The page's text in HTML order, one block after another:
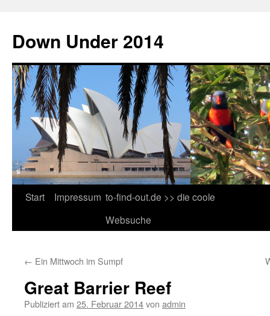
Down Under 2014
Start Impressum to-find-out.de >> die coole
Websuche
← Ein Mittwoch im Sumpf
Great Barrier Reef
Publiziert am 25. Februar 2014von admin